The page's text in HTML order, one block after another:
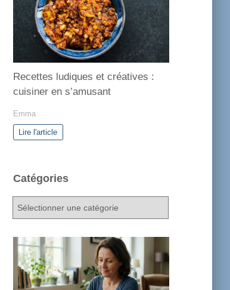
Recettes ludiques et créatives :
cuisiner en s’amusant
Emma
Lire l'article
Catégories
C
t